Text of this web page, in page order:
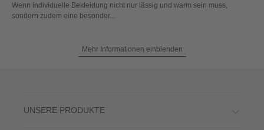
Wenn individuelle Bekleidung nicht nur lässig und warm sein muss,
sondern zudem eine besonder...
Mehr Informationen einblenden
UNSERE PRODUKTE